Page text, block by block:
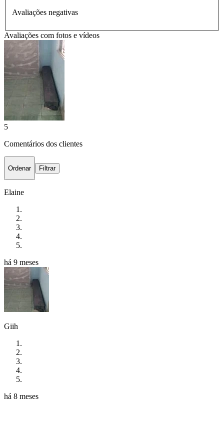
Avaliações negativas
Avaliações com fotos e vídeos
5
Comentários dos clientes
Ordenar Filtrar
Elaine
há 9 meses
Giih
há 8 meses